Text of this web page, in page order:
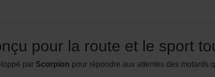
pour la route et le sport
par Scorpion pour répondre aux attentes des motards